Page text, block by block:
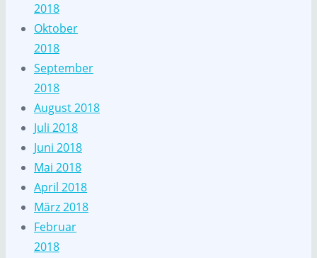
2018
Oktober
2018
September
2018
August 2018
Juli 2018
Juni 2018
Mai 2018
April 2018
März 2018
Februar
2018